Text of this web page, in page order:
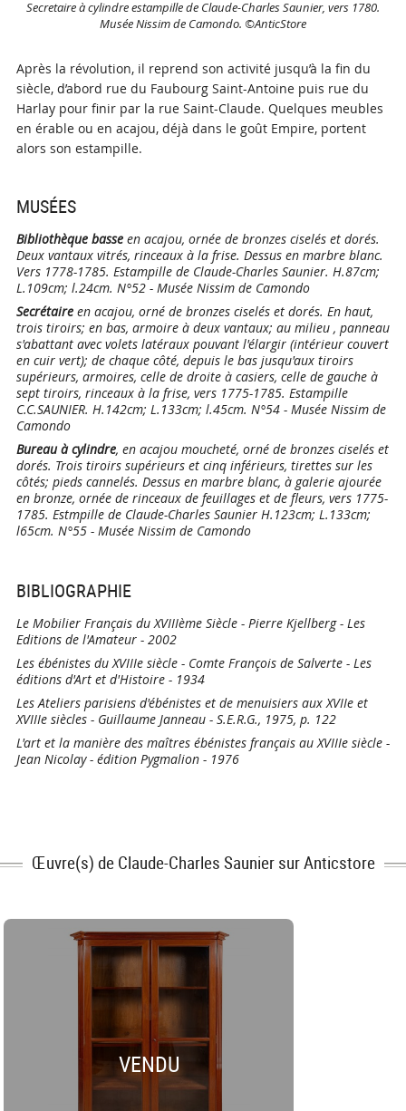
Secretaire à cylindre estampille de Claude-Charles Saunier, vers 1780.
Musée Nissim de Camondo. ©AnticStore
Après la révolution, il reprend son activité jusqu’à la fin du
siècle, d’abord rue du Faubourg Saint-Antoine puis rue du
Harlay pour finir par la rue Saint-Claude. Quelques meubles
en érable ou en acajou, déjà dans le goût Empire, portent
alors son estampille.
MUSÉES
Bibliothèque basseen acajou, ornée de bronzes ciselés et dorés.
Deux vantaux vitrés, rinceaux à la frise. Dessus en marbre blanc.
Vers 1778-1785. Estampille de Claude-Charles Saunier. H.87cm;
L.109cm; l.24cm. N°52 - Musée Nissim de Camondo
Secrétaireen acajou, orné de bronzes ciselés et dorés. En haut,
trois tiroirs; en bas, armoire à deux vantaux; au milieu , panneau
s'abattant avec volets latéraux pouvant l'élargir (intérieur couvert
en cuir vert); de chaque côté, depuis le bas jusqu'aux tiroirs
supérieurs, armoires, celle de droite à casiers, celle de gauche à
sept tiroirs, rinceaux à la frise, vers 1775-1785. Estampille
C.C.SAUNIER. H.142cm; L.133cm; l.45cm. N°54 - Musée Nissim de
Camondo
Bureau à cylindre, en acajou moucheté, orné de bronzes ciselés et
dorés. Trois tiroirs supérieurs et cinq inférieurs, tirettes sur les
côtés; pieds cannelés. Dessus en marbre blanc, à galerie ajourée
en bronze, ornée de rinceaux de feuillages et de fleurs, vers 1775-
1785. Estmpille de Claude-Charles Saunier H.123cm; L.133cm;
l65cm. N°55 - Musée Nissim de Camondo
BIBLIOGRAPHIE
Le Mobilier Français du XVIIIème Siècle - Pierre Kjellberg - Les
Editions de l'Amateur - 2002
Les ébénistes du XVIIIe siècle - Comte François de Salverte - Les
éditions d'Art et d'Histoire - 1934
Les Ateliers parisiens d'ébénistes et de menuisiers aux XVIIe et
XVIIIe siècles - Guillaume Janneau - S.E.R.G., 1975, p. 122
L'art et la manière des maîtres ébénistes français au XVIIIe siècle -
Jean Nicolay - édition Pygmalion - 1976
Œuvre(s) de Claude-Charles Saunier sur Anticstore
VENDU